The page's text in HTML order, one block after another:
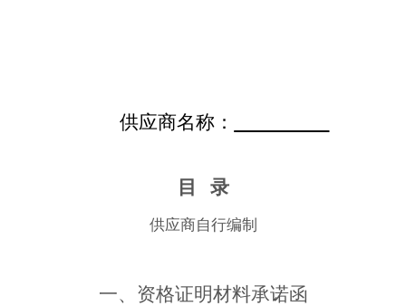
供应商名称：
目 录
供应商自行编制
一、资格证明材料承诺函